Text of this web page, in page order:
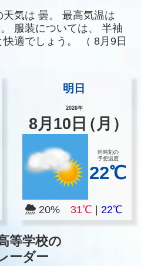
天気は 曇。
最高気温は
服装については、
半袖
適でしょう。
（ 8月9日
明日
2026年
8月 10 日（月）
同時刻の
予想温度
22℃
20%31℃ |22℃
等学校の
ーダー